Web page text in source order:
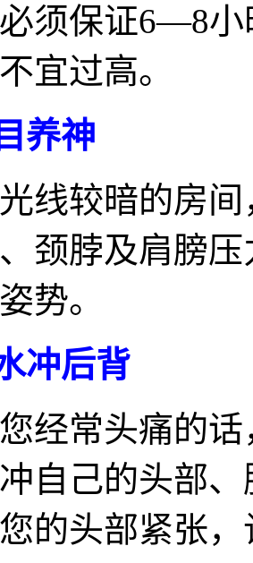
须保证6—8
宜过高。
养神
较暗的房间
颈脖及肩膀
势。
冲后背
常头痛的话
自己的头部
的头部紧张